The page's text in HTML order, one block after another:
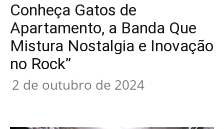
Conheça Gatos de
Apartamento, a Banda Que
Mistura Nostalgia e Inovação
no Rock”
2 de outubro de 2024